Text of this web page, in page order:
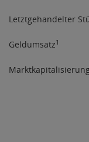
Letztgehandelter
Geldumsatz1